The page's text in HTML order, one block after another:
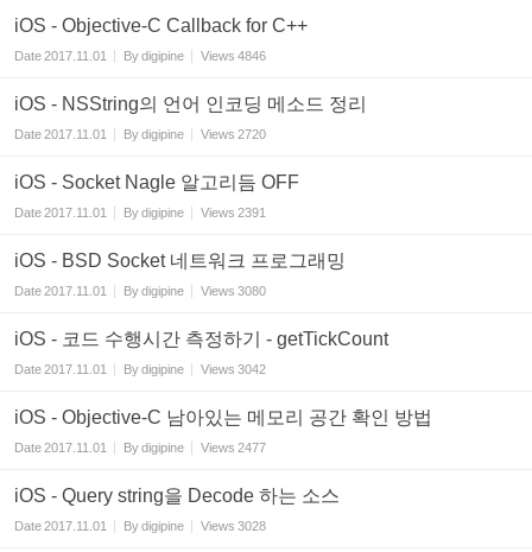
iOS - Objective-C Callback for C++
Date2017.11.01 Bydigipine Views 4846
iOS - NSString의 언어 인코딩 메소드 정리
Date2017.11.01 Bydigipine Views 2720
iOS - Socket Nagle 알고리듬 OFF
Date2017.11.01 Bydigipine Views 2391
iOS - BSD Socket 네트워크 프로그래밍
Date2017.11.01 Bydigipine Views 3080
iOS - 코드 수행시간 측정하기 - getTickCount
Date2017.11.01 Bydigipine Views 3042
iOS - Objective-C 남아있는 메모리 공간 확인 방법
Date2017.11.01 Bydigipine Views 2477
iOS - Query string을 Decode 하는 소스
Date2017.11.01 Bydigipine Views 3028